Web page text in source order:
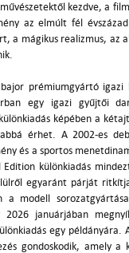
kezdve, a
az elmúlt fél
a mágikus realizmus, az
prémiumgyártó
egy igazi gyűjtői
képében a
érhet. A 2002-es
és a sportos
különkiadás
egyaránt párját
a modell
januárjában
egy példányára.
gondoskodik, amely a